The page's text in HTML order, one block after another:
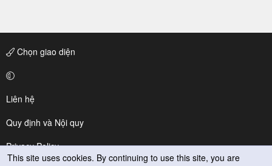
Chọn giao diện
Liên hệ
Quy định và Nội quy
Privacy Policy
This site uses cookies. By continuing to use this site, you are